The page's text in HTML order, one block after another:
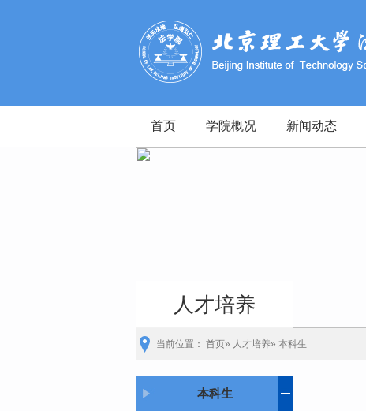
首页 学院概况 新闻动态
人才培养
当前位置： 首页» 人才培养» 本科生
本科生